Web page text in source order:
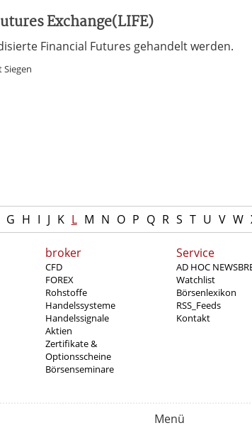
Exchange(LIFE)
Financial Futures gehandelt werden.
G H I J K L M N O P Q R S T U V W
broker
CFD
FOREX
Rohstoffe
Handelssysteme
Handelssignale
Aktien
Zertifikate &
Optionsscheine
Börsenseminare
Service
AD HOC
Watchlist
Börsenlexikon
RSS_Feeds
Kontakt
Menü